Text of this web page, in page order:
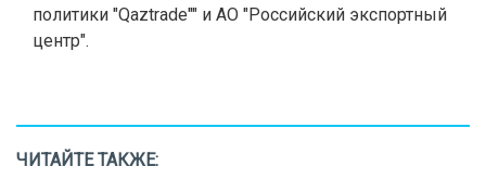
политики "Qaztrade"" и АО "Российский экспортный
центр".
ЧИТАЙТЕ ТАКЖЕ: